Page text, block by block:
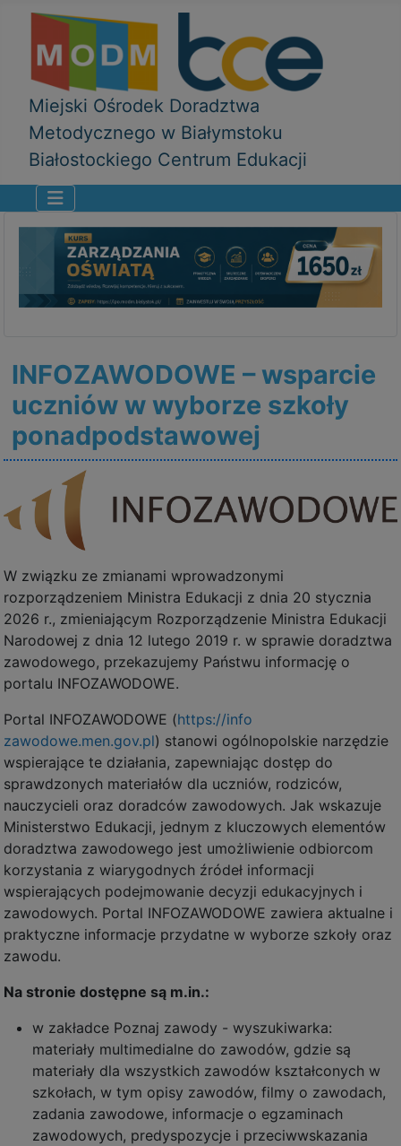
Miejski Ośrodek Doradztwa
Metodycznego w Białymstoku
Białostockiego Centrum Edukacji
INFOZAWODOWE – wsparcie
uczniów w wyborze szkoły
ponadpodstawowej
W związku ze zmianami wprowadzonymi
rozporządzeniem Ministra Edukacji z dnia 20 stycznia
2026 r., zmieniającym Rozporządzenie Ministra Edukacji
Narodowej z dnia 12 lutego 2019 r. w sprawie doradztwa
zawodowego, przekazujemy Państwu informację o
portalu INFOZAWODOWE.
Portal INFOZAWODOWE (https://info
zawodowe.men.gov.pl) stanowi ogólnopolskie narzędzie
wspierające te działania, zapewniając dostęp do
sprawdzonych materiałów dla uczniów, rodziców,
nauczycieli oraz doradców zawodowych. Jak wskazuje
Ministerstwo Edukacji, jednym z kluczowych elementów
doradztwa zawodowego jest umożliwienie odbiorcom
korzystania z wiarygodnych źródeł informacji
wspierających podejmowanie decyzji edukacyjnych i
zawodowych. Portal INFOZAWODOWE zawiera aktualne i
praktyczne informacje przydatne w wyborze szkoły oraz
zawodu.
Na stronie dostępne są m.in.:
w zakładce Poznaj zawody - wyszukiwarka:
materiały multimedialne do zawodów, gdzie są
materiały dla wszystkich zawodów kształconych w
szkołach, w tym opisy zawodów, filmy o zawodach,
zadania zawodowe, informacje o egzaminach
zawodowych, predyspozycje i przeciwwskazania